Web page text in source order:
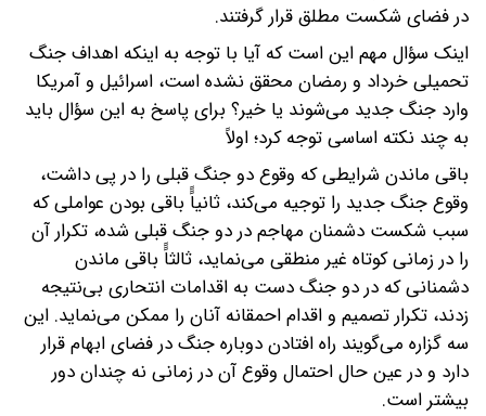
در فضای شکست مطلق قرار گرفتند.
اینک سؤال مهم این است که آیا با توجه به اینکه اهداف جنگ
تحمیلی خرداد و رمضان محقق نشده است‌، اسرائیل و آمریکا
وارد جنگ جدید می‌شوند یا خیر؟ برای پاسخ به این سؤال باید
به چند نکته اساسی توجه کرد؛ اولاً
باقی ماندن شرایطی که وقوع دو جنگ قبلی را در پی داشت‌،
وقوع جنگ جدید را توجیه می‌کند‌، ثانیاًً باقی بودن عواملی که
سبب شکست دشمنان مهاجم در دو جنگ قبلی شده‌، تکرار آن
را در زمانی کوتاه غیر منطقی می‌نماید‌، ثالثاًً باقی ماندن
دشمنانی که در دو جنگ دست به اقدامات انتحاری بی‌نتیجه
زدند‌، تکرار تصمیم و اقدام احمقانه آنان را ممکن می‌نماید. این
سه گزاره می‌گویند راه افتادن دوباره جنگ در فضای ابهام قرار
دارد و در عین حال احتمال وقوع آن در زمانی نه چندان دور
بیشتر است.